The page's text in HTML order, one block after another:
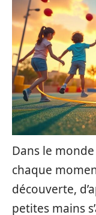
Dans le
chaque
découverte,
petites mains